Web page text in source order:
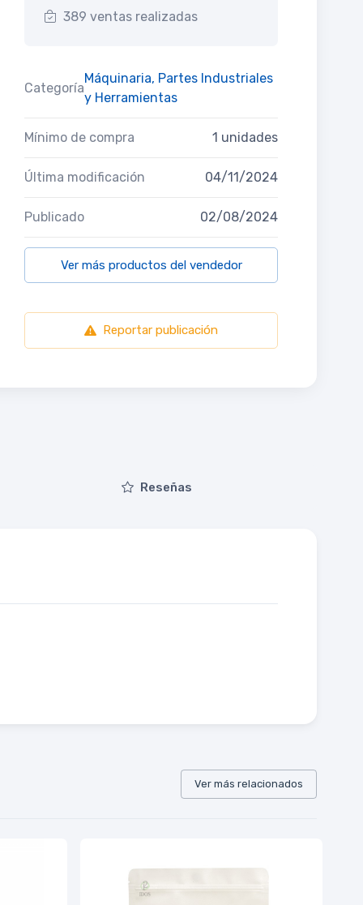
389 ventas realizadas
Categoría
Máquinaria, Partes Industriales
y Herramientas
Mínimo de compra 1 unidades
Última modificación 04/11/2024
Publicado 02/08/2024
Ver más productos del vendedor
Reportar publicación
Reseñas
Ver más relacionados